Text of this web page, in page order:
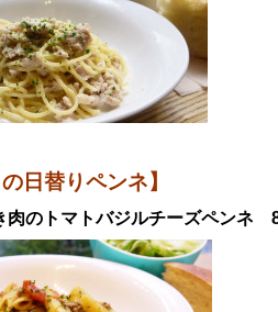
の日替りペンネ】
肉のトマトバジルチーズペンネ